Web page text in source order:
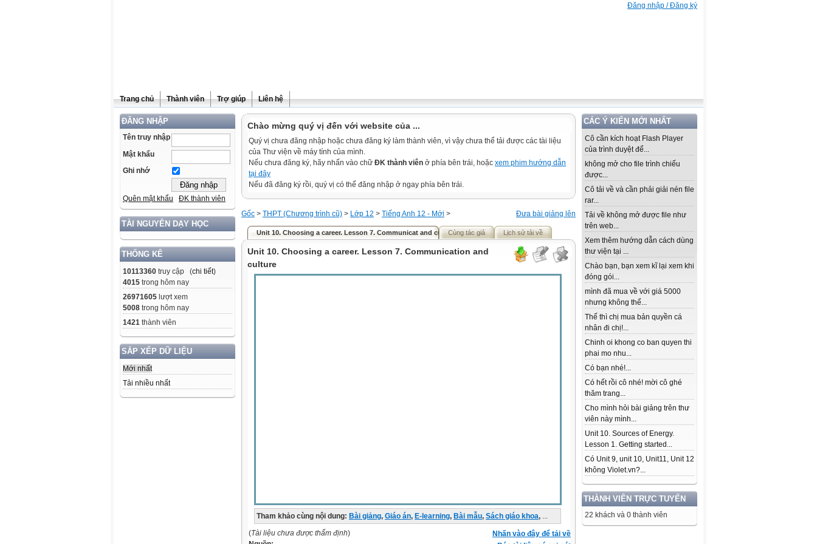
Đăng nhập / Đăng ký
Trang chủ Thành viên Trợ giúp Liên hệ
ĐĂNG NHẬP
Tên truy nhập
Mật khẩu
Ghi nhớ
Quên mật khẩu ĐK thành viên
TÀI NGUYÊN DẠY HỌC
THỐNG KÊ
10113360 truy cập (chi tiết)
4015 trong hôm nay
26971605 lượt xem
5008 trong hôm nay
1421 thành viên
SẮP XẾP DỮ LIỆU
Mới nhất
Tải nhiều nhất
CÁC Ý KIẾN MỚI NHẤT
Cô cần kích hoạt Flash Player
của trình duyệt để...
không mở cho file trình chiếu
được...
Cô tải về và cần phải giải nén file
rar...
Tải về không mở được file như
trên web...
Xem thêm hướng dẫn cách dùng
thư viện tại ...
Chào bạn, bạn xem kĩ lại xem khi
đóng gói...
mình đã mua về với giá 5000
nhưng không thể...
Thế thì chị mua bản quyền cá
nhân đi chị!...
Chinh oi khong co ban quyen thi
phai mo nhu...
Có bạn nhé!...
Có hết rồi cô nhé! mời cô ghé
thăm trang...
Cho mình hỏi bài giảng trên thư
viên này mình...
Unit 10. Sources of Energy.
Lesson 1. Getting started...
Có Unit 9, unit 10, Unit11, Unit 12
không Violet.vn?...
THÀNH VIÊN TRỰC TUYẾN
22 khách và 0 thành viên
Chào mừng quý vị đến với website của ...
Quý vị chưa đăng nhập hoặc chưa đăng ký làm thành viên, vì vậy chưa thể tải được các tài liệu
của Thư viện về máy tính của mình.
Nếu chưa đăng ký, hãy nhấn vào chữ ĐK thành viên ở phía bên trái, hoặc xem phim hướng dẫn
tại đây
Nếu đã đăng ký rồi, quý vị có thể đăng nhập ở ngay phía bên trái.
Đưa bài giảng lên
Gốc > THPT (Chương trình cũ) > Lớp 12 > Tiếng Anh 12 - Mới >
Unit 10. Choosing a career. Lesson 7. Communicat and cultureCùng tác giả Lịch sử tải về
Unit 10. Choosing a career. Lesson 7. Communication and
culture
Tham khảo cùng nội dung: Bài giảng, Giáo án, E-learning, Bài mẫu, Sách giáo khoa, ...
Nhấn vào đây để tải về
(Tài liệu chưa được thẩm định)